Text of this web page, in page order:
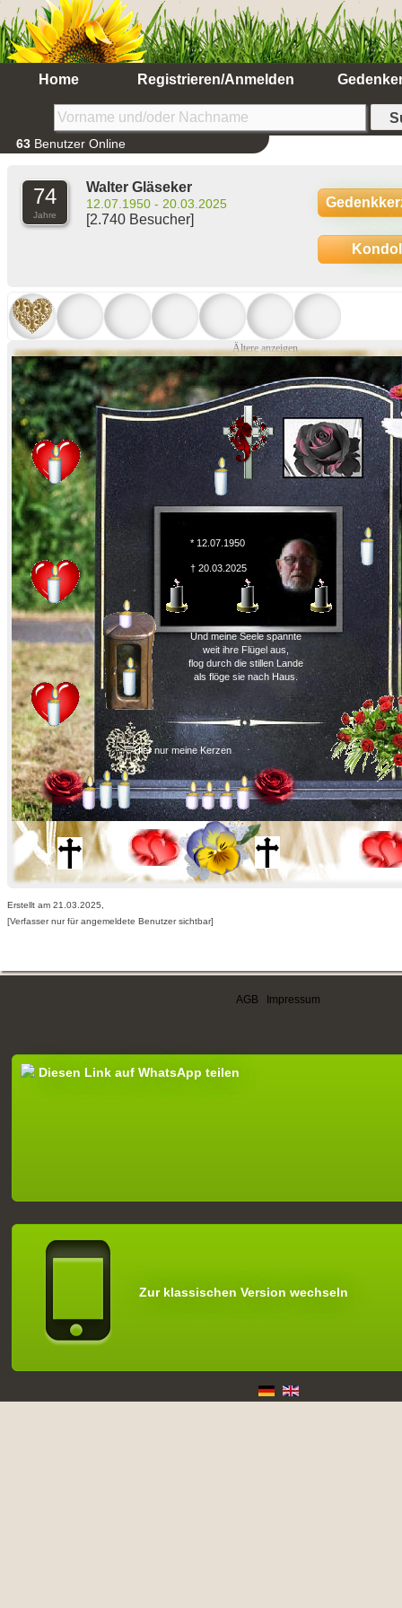
Home Registrieren/Anmelden
63 Benutzer Online
74
Jahre
Walter Gläseker
12.07.1950 - 20.03.2025
[2.740 Besucher]
Ältere anzeigen
* 12.07.1950
† 20.03.2025
Und meine Seele spannte
weit ihre Flügel aus,
flog durch die stillen Lande
als flöge sie nach Haus.
Hier nur meine Kerzen
Erstellt am 21.03.2025,
[Verfasser nur für angemeldete Benutzer sichtbar]
AGB Impressum
Diesen Link auf WhatsApp teilen
Zur klassischen Version wechseln